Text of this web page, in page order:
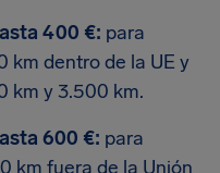
400 €: para
km dentro de la UE y
km y 3.500 km.
600 €: para
km fuera de la Unión